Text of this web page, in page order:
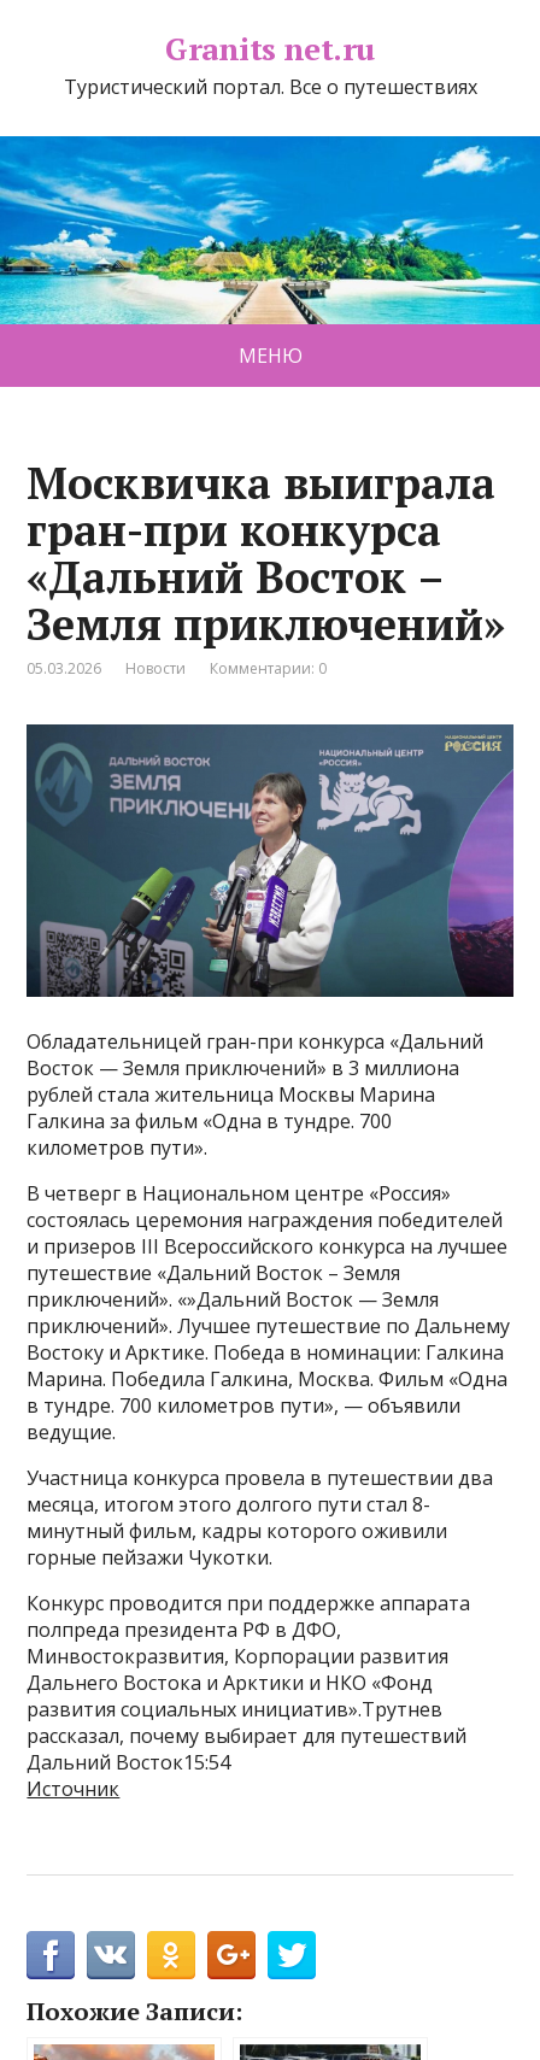
Granits net.ru
Туристический портал. Все о путешествиях
МЕНЮ
Москвичка выиграла
гран-при конкурса
«Дальний Восток –
Земля приключений»
05.03.2026 Новости Комментарии: 0
Обладательницей гран-при конкурса «Дальний
Восток — Земля приключений» в 3 миллиона
рублей стала жительница Москвы Марина
Галкина за фильм «Одна в тундре. 700
километров пути».
В четверг в Национальном центре «Россия»
состоялась церемония награждения победителей
и призеров III Всероссийского конкурса на лучшее
путешествие «Дальний Восток – Земля
приключений». «»Дальний Восток — Земля
приключений». Лучшее путешествие по Дальнему
Востоку и Арктике. Победа в номинации: Галкина
Марина. Победила Галкина, Москва. Фильм «Одна
в тундре. 700 километров пути», — объявили
ведущие.
Участница конкурса провела в путешествии два
месяца, итогом этого долгого пути стал 8-
минутный фильм, кадры которого оживили
горные пейзажи Чукотки.
Конкурс проводится при поддержке аппарата
полпреда президента РФ в ДФО,
Минвостокразвития, Корпорации развития
Дальнего Востока и Арктики и НКО «Фонд
развития социальных инициатив».Трутнев
рассказал, почему выбирает для путешествий
Дальний Восток15:54
Источник
Похожие Записи: